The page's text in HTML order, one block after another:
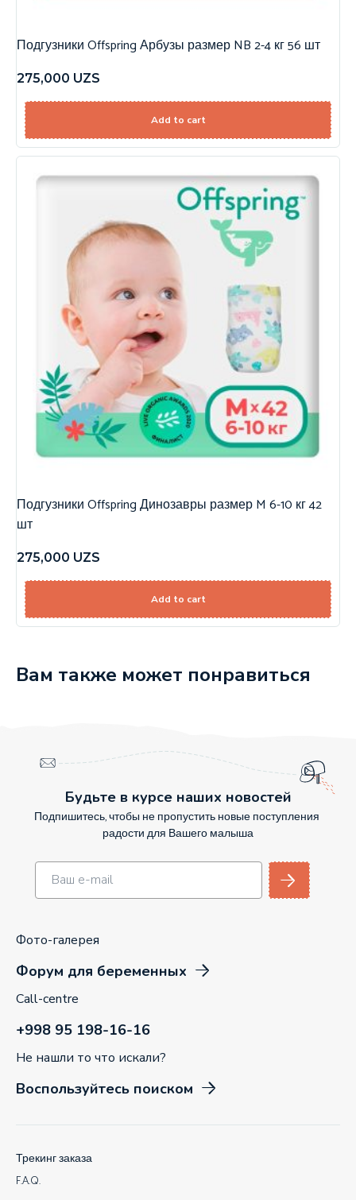
Подгузники Offspring Арбузы размер NB 2-4 кг 56 шт
275,000 UZS
Add to cart
Подгузники Offspring Динозавры размер M 6-10 кг 42
шт
275,000 UZS
Add to cart
Вам также может понравиться
Будьте в курсе наших новостей
Подпишитесь, чтобы не пропустить новые поступления
радости для Вашего малыша
Фото-галерея
Форум для беременных
Call-centre
+998 95 198-16-16
Не нашли то что искали?
Воспользуйтесь поиском
Трекинг заказа
F.A.Q.